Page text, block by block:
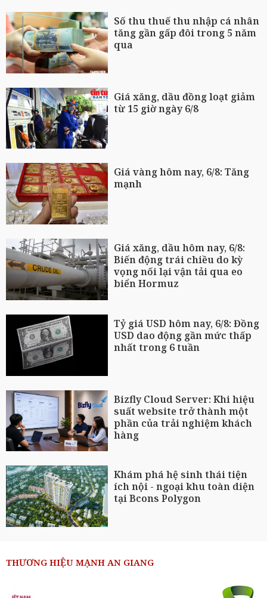
Số thu thuế thu nhập cá nhân
tăng gần gấp đôi trong 5 năm
qua
Giá xăng, dầu đồng loạt giảm
từ 15 giờ ngày 6/8
Giá vàng hôm nay, 6/8: Tăng
mạnh
Giá xăng, dầu hôm nay, 6/8:
Biến động trái chiều do kỳ
vọng nối lại vận tải qua eo
biển Hormuz
Tỷ giá USD hôm nay, 6/8: Đồng
USD dao động gần mức thấp
nhất trong 6 tuần
Bizfly Cloud Server: Khi hiệu
suất website trở thành một
phần của trải nghiệm khách
hàng
Khám phá hệ sinh thái tiện
ích nội - ngoại khu toàn diện
tại Bcons Polygon
THƯƠNG HIỆU MẠNH AN GIANG